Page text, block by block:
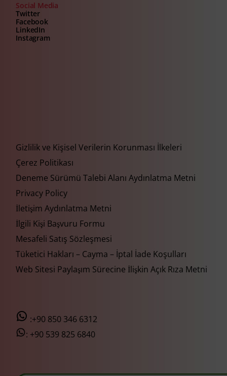
Social Media
Twitter
Facebook
LinkedIn
Instagram
Gizlilik ve Kişisel Verilerin Korunması İlkeleri
Çerez Politikası
Deneme Sürümü Talebi Alanı Aydınlatma Metni
Privacy Policy
İletişim Aydınlatma Metni
İlgili Kişi Başvuru Formu
Mesafeli Satış Sözleşmesi
Tüketici Hakları – Cayma – İptal İade Koşulları
Web Sitesi Paylaşım Sürecine İlişkin Açık Rıza Metni
:+90 850 346 6312
: +90 539 825 6840